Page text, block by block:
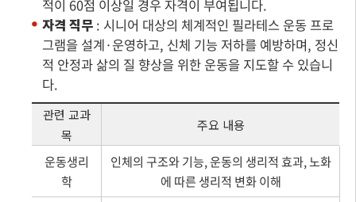
적이 60점 이상일 경우 자격이 부여됩니다.
자격 직무 : 시니어 대상의 체계적인 필라테스 운동 프로
그램을 설계·운영하고, 신체 기능 저하를 예방하며, 정신
적 안정과 삶의 질 향상을 위한 운동을 지도할 수 있습니
다.
관련 교과
목
주요 내용
운동생리
학
인체의 구조와 기능, 운동의 생리적 효과, 노화
에 따른 생리적 변화 이해